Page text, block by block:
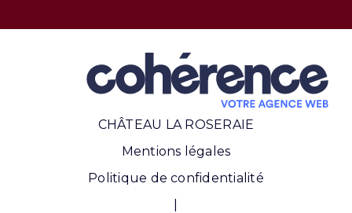
CHÂTEAU LA ROSERAIE
Mentions légales
Politique de confidentialité